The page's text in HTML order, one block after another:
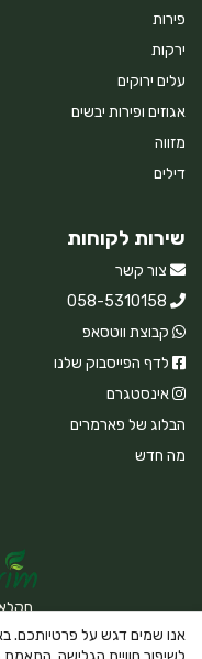
פירות
ירקות
עלים ירוקים
אגוזים ופירות יבשים
מזווה
דילים
שירות לקוחות
צור קשר
058-5310158
קבוצת ווטסאפ
לדף הפייסבוק שלנו
אינסטגרם
הבלוג של פארמרים
מה חדש
אנו שמים דגש על פרטיותכם.